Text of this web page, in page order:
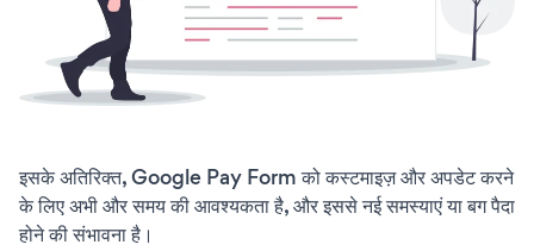
इसके अतिरिक्त, Google Pay Form को कस्टमाइज़ और अपडेट करने
के लिए अभी और समय की आवश्यकता है, और इससे नई समस्याएं या बग पैदा
होने की संभावना है।